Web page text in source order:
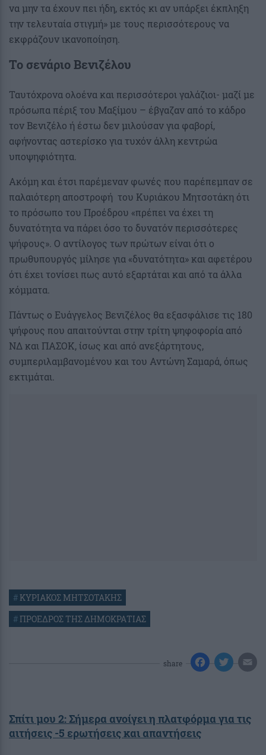
να μην τα έχουν πει ήδη, εκτός κι αν υπάρξει έκπληξη
την τελευταία στιγμή» με τους περισσότερους να
εκφράζουν ικανοποίηση.
Το σενάριο Βενιζέλου
Ταυτόχρονα ολοένα και περισσότεροι γαλάζιοι- μαζί με
πρόσωπα πέριξ του Μαξίμου – έβγαζαν από το κάδρο
τον Βενιζέλο ή έστω δεν μιλούσαν για φαβορί,
αφήνοντας αστερίσκο για τυχόν άλλη κεντρώα
υποψηφιότητα.
Ακόμη και έτσι παρέμεναν φωνές που παρέπεμπαν σε
παλαιότερη αποστροφή του Κυριάκου Μητσοτάκη ότι
το πρόσωπο του Προέδρου «πρέπει να έχει τη
δυνατότητα να πάρει όσο το δυνατόν περισσότερες
ψήφους». Ο αντίλογος των πρώτων είναι ότι ο
πρωθυπουργός μίλησε για «δυνατότητα» και αφετέρου
ότι έχει τονίσει πως αυτό εξαρτάται και από τα άλλα
κόμματα.
Πάντως ο Ευάγγελος Βενιζέλος θα εξασφάλισε τις 180
ψήφους που απαιτούνται στην τρίτη ψηφοφορία από
ΝΔ και ΠΑΣΟΚ, ίσως και από ανεξάρτητους,
συμπεριλαμβανομένου και του Αντώνη Σαμαρά, όπως
εκτιμάται.
#ΚΥΡΙΑΚΟΣ ΜΗΤΣΟΤΑΚΗΣ
#ΠΡΟΕΔΡΟΣ ΤΗΣ ΔΗΜΟΚΡΑΤΙΑΣ
share
Σπίτι μου 2: Σήμερα ανοίγει η πλατφόρμα για τις
αιτήσεις -5 ερωτήσεις και απαντήσεις